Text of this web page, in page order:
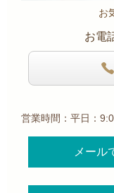
お
お電
営業時間：平日：
メール